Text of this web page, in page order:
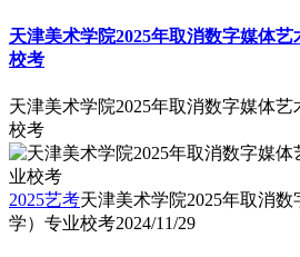
天津美术学院2025年取消数字媒体
校考
天津美术学院2025年取消数字媒体
校考
2025艺考天津美术学院2025年取消
学）专业校考2024/11/29